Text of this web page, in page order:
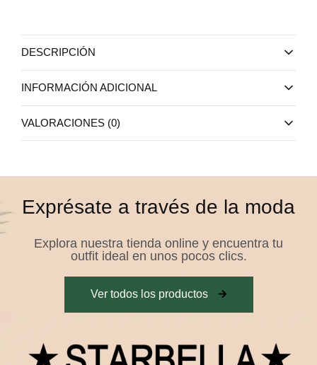
DESCRIPCIÓN
INFORMACIÓN ADICIONAL
VALORACIONES (0)
Exprésate a través de la moda
Explora nuestra tienda online y encuentra tu
outfit ideal en unos pocos clics.
Ver todos los productos